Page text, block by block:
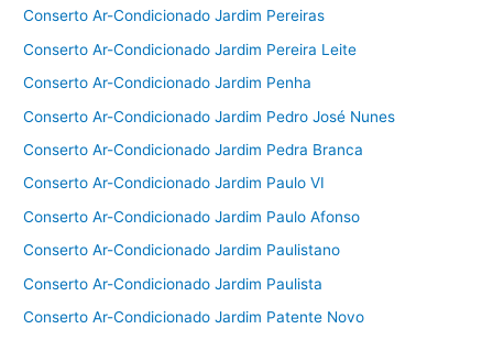
Conserto Ar-Condicionado Jardim Pereiras
Conserto Ar-Condicionado Jardim Pereira Leite
Conserto Ar-Condicionado Jardim Penha
Conserto Ar-Condicionado Jardim Pedro José Nunes
Conserto Ar-Condicionado Jardim Pedra Branca
Conserto Ar-Condicionado Jardim Paulo VI
Conserto Ar-Condicionado Jardim Paulo Afonso
Conserto Ar-Condicionado Jardim Paulistano
Conserto Ar-Condicionado Jardim Paulista
Conserto Ar-Condicionado Jardim Patente Novo